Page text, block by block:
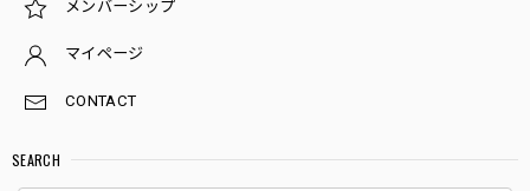
メンバーシップ
マイページ
CONTACT
SEARCH